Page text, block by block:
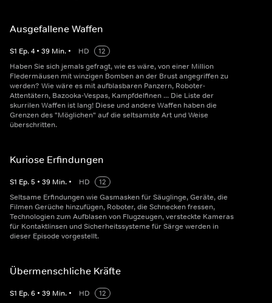
Ausgefallene Waffen
S1 Ep.4 • 39 Min. • HD
12
Haben Sie sich jemals gefragt, wie es wäre, von einer Million
Fledermäusen mit winzigen Bomben an der Brust angegriffen zu
werden? Wie wäre es mit aufblasbaren Panzern, Roboter-
Attentätern, Bazooka-Vespas, Kampfdelfinen ... Die Liste der
skurrilen Waffen ist lang! Diese und andere Waffen haben die
Grenzen des "Möglichen" auf die seltsamste Art und Weise
überschritten.
Kuriose Erfindungen
S1 Ep.5 • 39 Min. • HD
12
Seltsame Erfindungen wie Gasmasken für Säuglinge, Geräte, die
Filmen Gerüche hinzufügen, Roboter, die Schnecken fressen,
Technologien zum Aufblasen von Flugzeugen, versteckte Kameras
für Kontaktlinsen und Sicherheitssysteme für Särge werden in
dieser Episode vorgestellt.
Übermenschliche Kräfte
S1 Ep.6 • 39 Min. • HD
12